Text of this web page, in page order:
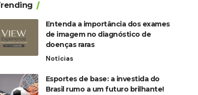
Entenda a importância dos exames
de imagem no diagnóstico de
doenças raras
Notícias
Esportes de base: a investida do
Brasil rumo a um futuro brilhante!